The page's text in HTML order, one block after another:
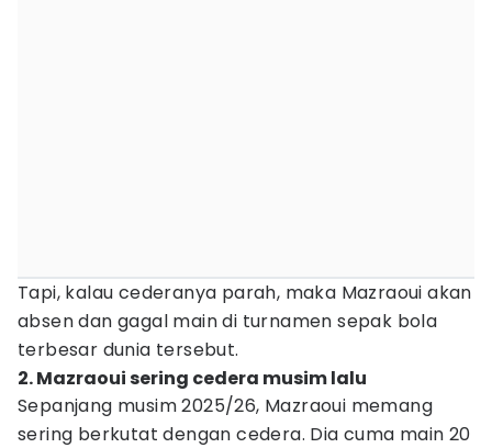
Tapi, kalau cederanya parah, maka Mazraoui akan
absen dan gagal main di turnamen sepak bola
terbesar dunia tersebut.
2. Mazraoui sering cedera musim lalu
Sepanjang musim 2025/26, Mazraoui memang
sering berkutat dengan cedera. Dia cuma main 20